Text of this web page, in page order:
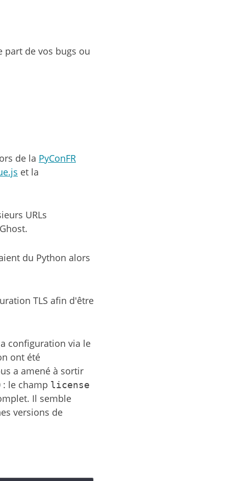
part de vos bugs ou
de la PyConFR
et la
URLs
du Python alors
TLS afin d'être
configuration via le
ont été
a amené à sortir
le champ license
Il semble
versions de